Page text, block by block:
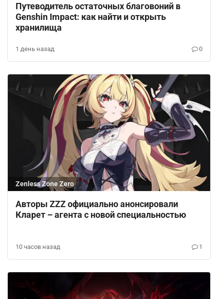
Путеводитель остаточных благовоний в
Genshin Impact: как найти и открыть
хранилища
1 день назад 0
Zenless Zone Zero
Авторы ZZZ официально анонсировали
Кларет – агента с новой специальностью
10 часов назад 1